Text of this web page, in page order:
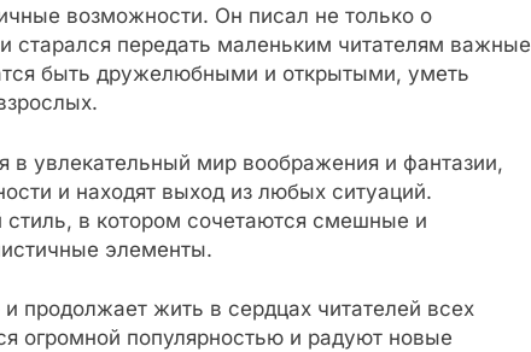
возможности. Он писал не только о
старался передать маленьким читателям важные
быть дружелюбными и открытыми, уметь
в увлекательный мир воображения и фантазии,
и находят выход из любых ситуаций.
в котором сочетаются смешные и
элементы.
продолжает жить в сердцах читателей всех
огромной популярностью и радуют новые